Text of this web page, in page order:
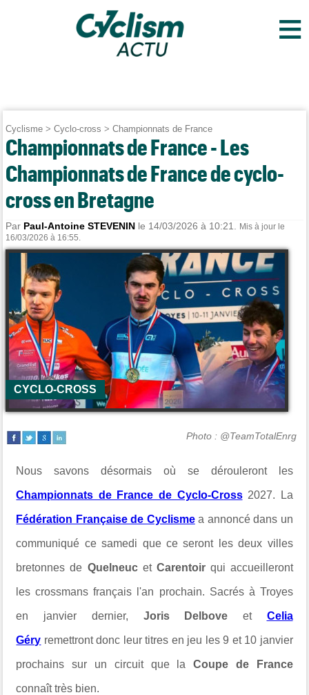
≡
Cyclisme >Cyclo-cross >Championnats de France
Championnats de France - Les
Championnats de France de cyclo-
cross en Bretagne
Par Paul-Antoine STEVENIN le 14/03/2026 à 10:21.
Mis à jour le
16/03/2026 à 16:55.
CYCLO-CROSS
Photo : @TeamTotalEnrg
Nous savons désormais où se dérouleront les
Championnats de France de Cyclo-Cross 2027. La
Fédération Française de Cyclisme a annoncé dans un
communiqué ce samedi que ce seront les deux villes
bretonnes de Quelneuc et Carentoir qui accueilleront
les crossmans français l'an prochain. Sacrés à Troyes
en janvier dernier, Joris Delbove et Celia
Géry remettront donc leur titres en jeu les 9 et 10 janvier
prochains sur un circuit que laCoupe de France
connaît très bien.